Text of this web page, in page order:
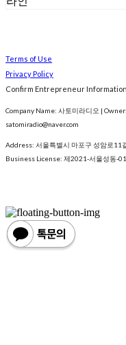
Terms of Use
Privacy Policy
Confirm Entrepreneur Information
Company Name: 사토미라디오 |
satomiradio@naver.com
Address: 서울특별시 마포구 성암로
Business License: 제2021-서울성동-